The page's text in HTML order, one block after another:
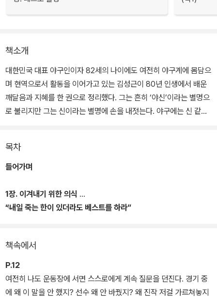
책소개
대한민국 대표 야구인이자 82세의 나이에도 여전히 야구계에 몸담으
며 현역으로서 활동을 이어가고 있는 김성근이 80년 인생에서 배운
깨달음과 지혜를 한 권으로 정리했다. 그는 흔히 ‘야신’이라는 별명으
로 불리지만 그는 신이라는 별명에 손을 내젓는다. 야구에는 신 같은
스무 살의 어린 나이에 혈혈단신 가족 한 명 없이 혼자 조국으로 돌아
왔지만 ‘쪽발이’라는 조롱을 들어야 했던 재일교포, 꽃피우기도 전에
만 거듭하던 약팀의 감독……. 이른 나이에 지도자 인생을 시작했지만
우승을 거머쥐기까지는 무려 25년을 벼려내야 했다.
고한다. 토끼들처럼 재주를 타고나지도 못했고 꾀를 부릴 줄도 모르
지만, 어떤 문제에 부딪히면 멈춰 서서 오랫동안 고민하고 숙고하며
오직 ‘내 안에서’ 답을 찾는 우직한 거북이였다고.
목차
들어가며
1장. 이겨내기 위한 의식
“내일 죽는 한이 있더라도 베스트를 하라”
책속에서
P.12
여전히 나도 운동장에 서면 스스로에게 계속 질문을 던진다. 경기 중
에 왜 이 말을 안 했지? 선수 왜 안 바꿨지? 왜 진작 저걸 가르쳐놓지